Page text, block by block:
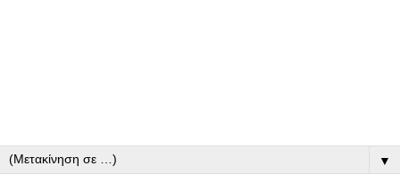
▼